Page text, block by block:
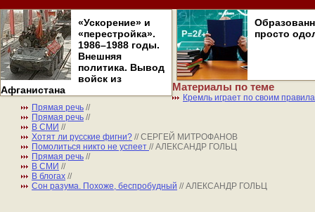
«Ускорение» и
«перестройка».
1986–1988 годы.
Внешняя
политика. Вывод
войск из
Афганистана
просто
Материалы по теме
Кремль играет по своим
Прямая речь //
Прямая речь //
В СМИ //
Хотят ли русские фигни? // СЕРГЕЙ МИТРОФАНОВ
Помолиться никто не успеет // АЛЕКСАНДР ГОЛЬЦ
Прямая речь //
В СМИ //
В блогах //
Сон разума. Похоже, беспробудный // АЛЕКСАНДР ГОЛЬЦ